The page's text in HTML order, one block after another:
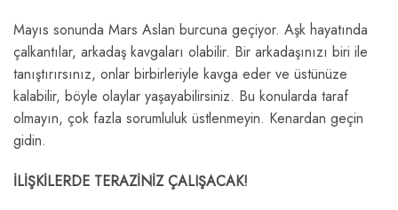
Mayıs sonunda Mars Aslan burcuna geçiyor. Aşk hayatında
çalkantılar, arkadaş kavgaları olabilir. Bir arkadaşınızı biri ile
tanıştırırsınız, onlar birbirleriyle kavga eder ve üstünüze
kalabilir, böyle olaylar yaşayabilirsiniz. Bu konularda taraf
olmayın, çok fazla sorumluluk üstlenmeyin. Kenardan geçin
gidin.
İLİŞKİLERDE TERAZİNİZ ÇALIŞACAK!